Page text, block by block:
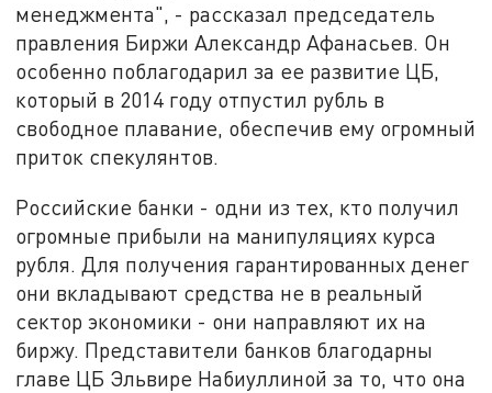
менеджмента", - рассказал председатель
правления Биржи Александр Афанасьев. Он
особенно поблагодарил за ее развитие ЦБ,
который в 2014 году отпустил рубль в
свободное плавание, обеспечив ему огромный
приток спекулянтов.
Российские банки - одни из тех, кто получил
огромные прибыли на манипуляциях курса
рубля. Для получения гарантированных денег
они вкладывают средства не в реальный
сектор экономики - они направляют их на
биржу. Представители банков благодарны
главе ЦБ Эльвире Набиуллиной за то, что она